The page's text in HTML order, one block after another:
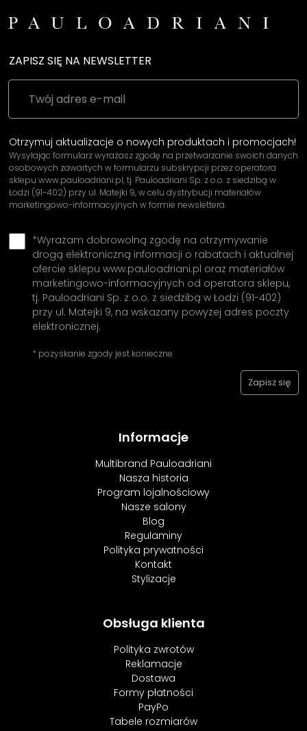
ZAPISZ SIĘ NA NEWSLETTER
Otrzymuj aktualizacje o nowych produktach i promocjach!
Wysyłając formularz wyrażasz zgodę na przetwarzanie swoich danych
osobowych zawartych w formularzu subskrypcji przez operatora
sklepu www.pauloadriani.pl, tj. Pauloadriani Sp. z o.o. z siedzibą w
Łodzi (91-402) przy ul. Matejki 9, w celu dystrybucji materiałów
marketingowo-informacyjnych w formie newslettera.
*Wyrażam dobrowolną zgodę na otrzymywanie
drogą elektroniczną informacji o rabatach i aktualnej
ofercie sklepu www.pauloadriani.pl oraz materiałów
marketingowo-informacyjnych od operatora sklepu,
tj. Pauloadriani Sp. z o.o. z siedzibą w Łodzi (91-402)
przy ul. Matejki 9, na wskazany powyżej adres poczty
elektronicznej.
* pozyskanie zgody jest konieczne
Informacje
Multibrand Pauloadriani
Nasza historia
Program lojalnościowy
Nasze salony
Blog
Regulaminy
Polityka prywatności
Kontakt
Stylizacje
Obsługa klienta
Polityka zwrotów
Reklamacje
Dostawa
Formy płatności
PayPo
Tabele rozmiarów